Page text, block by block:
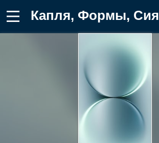
Капля, Формы, Сияние, Сферы Фон для телефона